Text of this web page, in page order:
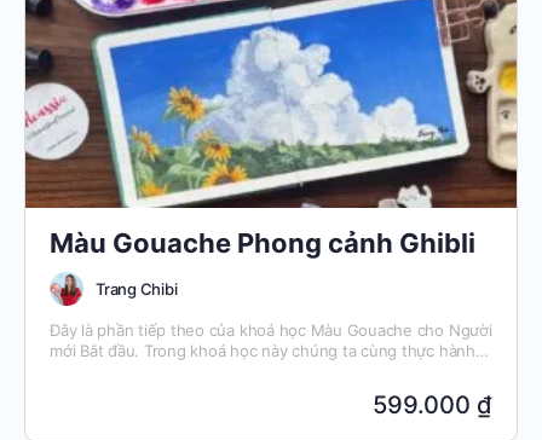
Màu Gouache Phong cảnh Ghibli
Trang Chibi
Đây là phần tiếp theo của khoá học Màu Gouache cho Người
mới Bắt đầu. Trong khoá học này chúng ta cùng thực hành
599.000 ₫